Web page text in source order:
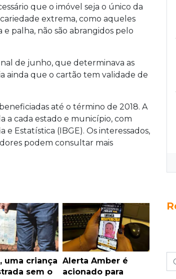
que o imóvel seja o único da
extrema, como aqueles
palha, não são abrangidos pelo
de junho, que determinava as
ainda que o cartão tem validade de
até o término de 2018. A
a cada estado e município, com
Estatística (IBGE). Os interessados,
podem consultar mais
uma criança
sem o
Alerta Amber é
acionado para